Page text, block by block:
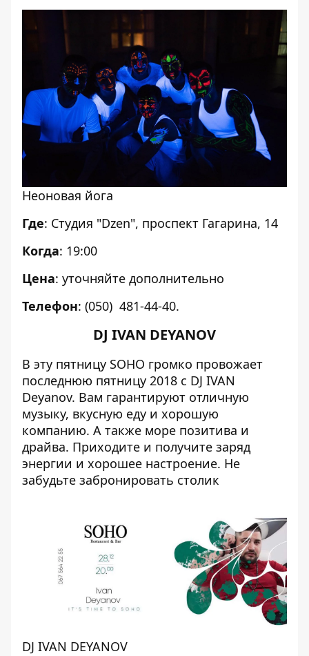
Неоновая йога
Где: Студия "Dzen", проспект Гагарина, 14
Когда: 19:00
Цена: уточняйте дополнительно
Телефон: (050) 481-44-40.
DJ IVAN DEYANOV
В эту пятницу SOHO громко провожает
последнюю пятницу 2018 с DJ IVAN
Deyanov. Вам гарантируют отличную
музыку, вкусную еду и хорошую
компанию. А также море позитива и
драйва. Приходите и получите заряд
энергии и хорошее настроение. Не
забудьте забронировать столик
DJ IVAN DEYANOV